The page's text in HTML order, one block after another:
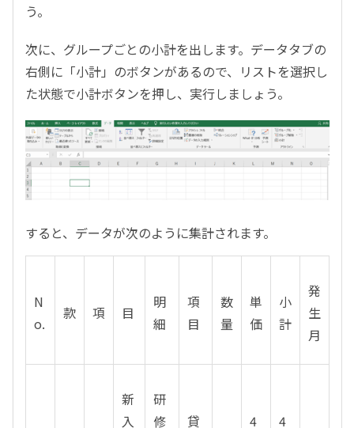
う。
次に、グループごとの小計を出します。データタブの
右側に「小計」のボタンがあるので、リストを選択し
た状態で小計ボタンを押し、実行しましょう。
すると、データが次のように集計されます。
N
o.
款 項 目
明
細
項
目
数
量
単
価
小
計
発
生
月
新
入
研
修
貸 4 4